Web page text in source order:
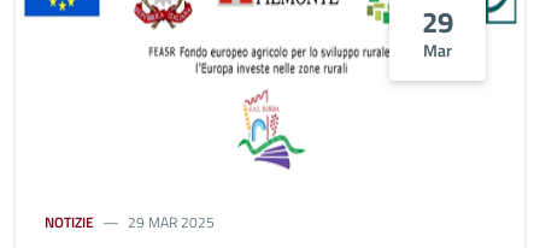
29
Mar
NOTIZIE 29 MAR 2025